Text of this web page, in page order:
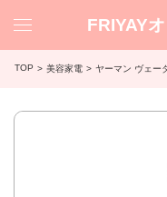
FRIYAY
TOP 美容家電 ヤーマン ヴェー